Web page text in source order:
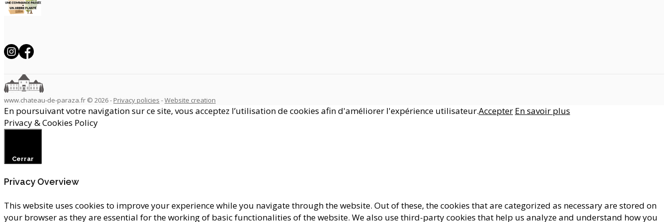
www.chateau-de-paraza.fr © 2026 - Privacy policies -Website creation
En poursuivant votre navigation sur ce site, vous acceptez l’utilisation de cookies afin d'améliorer l'expérience utilisateur.Accepter En savoir plus
Privacy & Cookies Policy
Cerrar
Privacy Overview
This website uses cookies to improve your experience while you navigate through the website. Out of these, the cookies that are categorized as necessary are stored on
your browser as they are essential for the working of basic functionalities of the website. We also use third-party cookies that help us analyze and understand how you